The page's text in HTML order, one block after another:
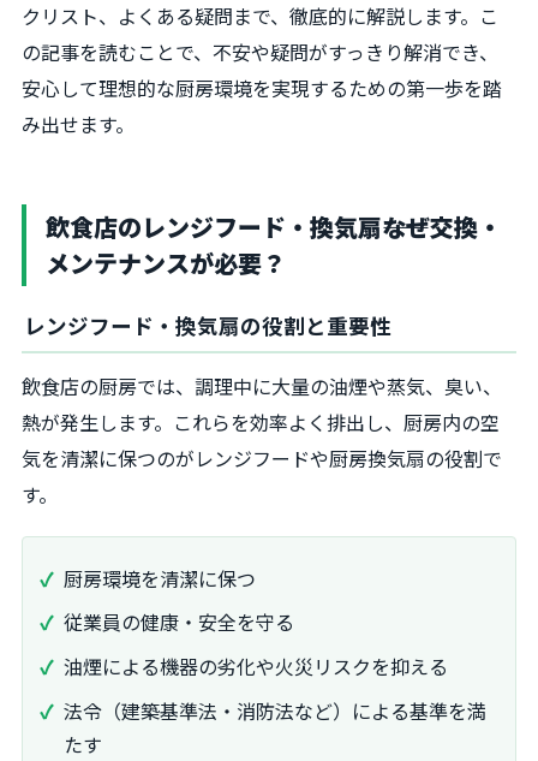
クリスト、よくある疑問まで、徹底的に解説します。こ
の記事を読むことで、不安や疑問がすっきり解消でき、
安心して理想的な厨房環境を実現するための第一歩を踏
み出せます。
飲食店のレンジフード・換気扇――なぜ交換・
メンテナンスが必要？
レンジフード・換気扇の役割と重要性
飲食店の厨房では、調理中に大量の油煙や蒸気、臭い、
熱が発生します。これらを効率よく排出し、厨房内の空
気を清潔に保つのがレンジフードや厨房換気扇の役割で
す。
厨房環境を清潔に保つ
従業員の健康・安全を守る
油煙による機器の劣化や火災リスクを抑える
法令（建築基準法・消防法など）による基準を満
たす